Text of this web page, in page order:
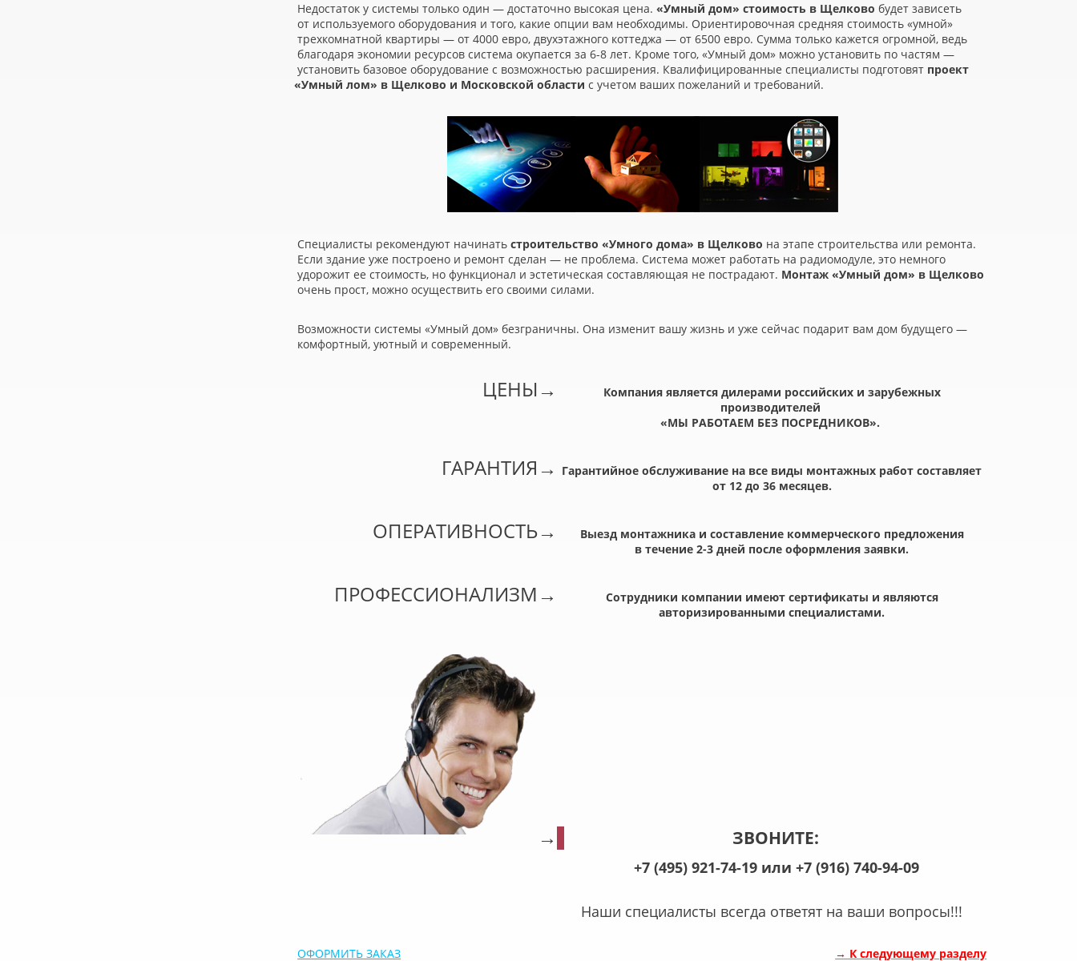
Недостаток у системы только один — достаточно высокая цена. «Умный дом» стоимость в Щелково будет зависеть
от используемого оборудования и того, какие опции вам необходимы. Ориентировочная средняя стоимость «умной»
трехкомнатной квартиры — от 4000 евро, двухэтажного коттеджа — от 6500 евро. Сумма только кажется огромной, ведь
благодаря экономии ресурсов система окупается за 6-8 лет. Кроме того, «Умный дом» можно установить по частям —
установить базовое оборудование с возможностью расширения. Квалифицированные специалисты подготовят проект
«Умный лом» в Щелково и Московской области с учетом ваших пожеланий и требований.
Специалисты рекомендуют начинатьстроительство «Умного дома» в Щелково на этапе строительства или ремонта.
Если здание уже построено и ремонт сделан — не проблема. Система может работать на радиомодуле, это немного
удорожит ее стоимость, но функционал и эстетическая составляющая не пострадают. Монтаж «Умный дом» в Щелково
очень прост, можно осуществить его своими силами.
Возможности системы «Умный дом» безграничны. Она изменит вашу жизнь и уже сейчас подарит вам дом будущего —
комфортный, уютный и современный.
ЦЕНЫ→
Компания является дилерами российских и зарубежных
производителей
«МЫ РАБОТАЕМ БЕЗ ПОСРЕДНИКОВ».
ГАРАНТИЯ →
Гарантийное обслуживание на все виды монтажных работ составляет
от 12 до 36 месяцев.
ОПЕРАТИВНОСТЬ→
Выезд монтажника и составление коммерческого предложения
в течение 2-3 дней после оформления заявки.
ПРОФЕССИОНАЛИЗМ →
Сотрудники компании имеют сертификаты и являются
авторизированными специалистами.
→ ЗВОНИТЕ:
+7 (495) 921-74-19 или+7 (916) 740-94-09
Наши специалисты всегда ответят на ваши вопросы!!!
ОФОРМИТЬ ЗАКАЗ → К следующему разделу